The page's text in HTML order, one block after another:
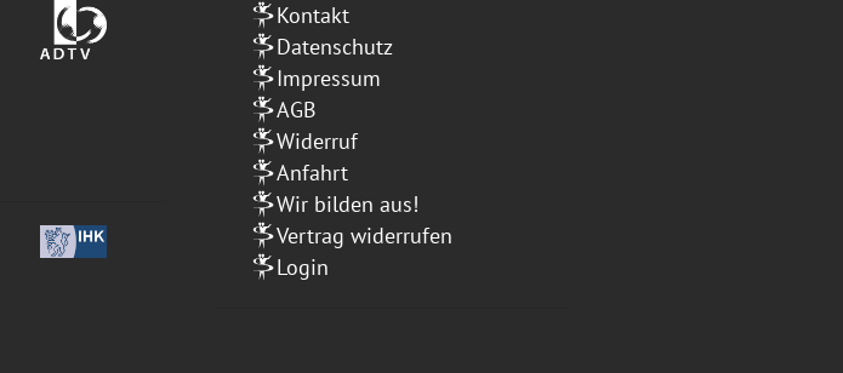
Kontakt
Datenschutz
Impressum
AGB
Widerruf
Anfahrt
Wir bilden aus!
Vertrag widerrufen
Login